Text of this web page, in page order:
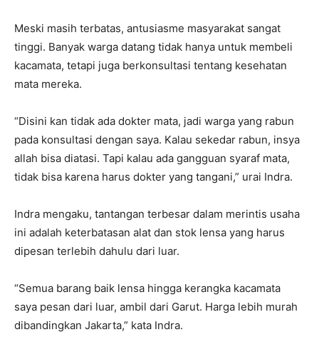
Meski masih terbatas, antusiasme masyarakat sangat
tinggi. Banyak warga datang tidak hanya untuk membeli
kacamata, tetapi juga berkonsultasi tentang kesehatan
mata mereka.
“Disini kan tidak ada dokter mata, jadi warga yang rabun
pada konsultasi dengan saya. Kalau sekedar rabun, insya
allah bisa diatasi. Tapi kalau ada gangguan syaraf mata,
tidak bisa karena harus dokter yang tangani,” urai Indra.
Indra mengaku, tantangan terbesar dalam merintis usaha
ini adalah keterbatasan alat dan stok lensa yang harus
dipesan terlebih dahulu dari luar.
“Semua barang baik lensa hingga kerangka kacamata
saya pesan dari luar, ambil dari Garut. Harga lebih murah
dibandingkan Jakarta,” kata Indra.